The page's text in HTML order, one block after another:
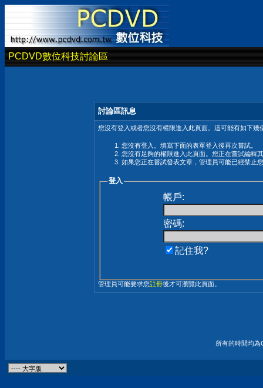
PCDVD數位科技討論區
討論區訊息
您沒有登入或者您沒有權限進入此頁面。這可能有如下幾
您沒有登入。填寫下面的表單登入後再次嘗試。
您沒有足夠的權限進入此頁面。您正在嘗試編輯
如果您正在嘗試發表文章，管理員可能已經禁止
登入
帳戶:
密碼:
記住我?
管理員可能要求您註冊後才可瀏覽此頁面。
所有的時間均為